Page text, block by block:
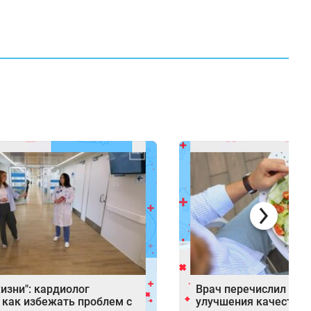
кардиолог
как избежать проблем с
Врач перечислил
улучшения качества